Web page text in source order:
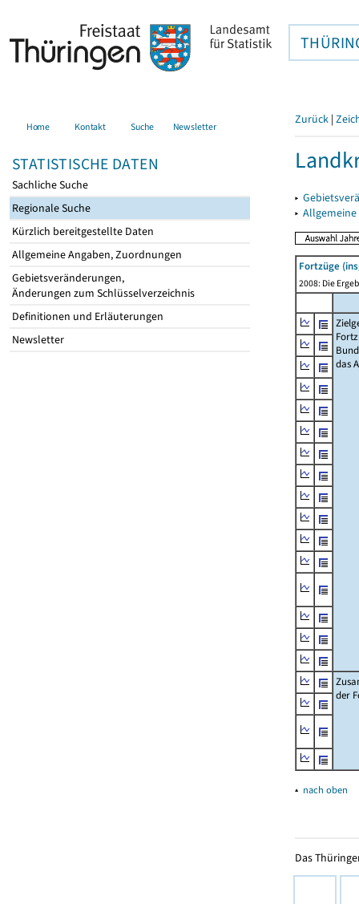
Home Kontakt Suche Newsletter
STATISTISCHE DATEN
Sachliche Suche
Regionale Suche
Kürzlich bereitgestellte Daten
Allgemeine Angaben, Zuordnungen
Gebietsveränderungen,
Änderungen zum Schlüsselverzeichnis
Definitionen und Erläuterungen
Newsletter
Zurück |
▸
▸
Fortzüge
2008: Die
das
der
▴ nach oben
Das